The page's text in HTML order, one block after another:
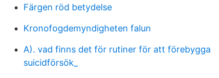
Färgen röd betydelse
Kronofogdemyndigheten falun
A). vad finns det för rutiner för att förebygga
suicidförsök_